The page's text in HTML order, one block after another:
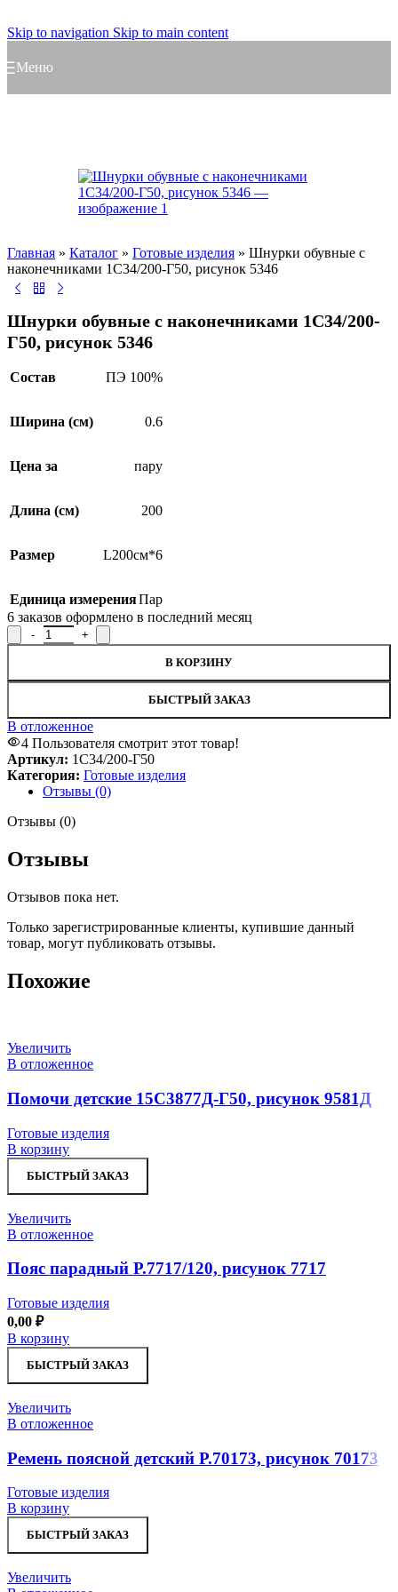
Skip to navigation Skip to main content
Меню
Главная » Каталог » Готовые изделия » Шнурки обувные с
наконечниками 1С34/200-Г50, рисунок 5346
Шнурки обувные с наконечниками 1С34/200-
Г50, рисунок 5346
Состав ПЭ 100%
Ширина (см) 0.6
Цена за пару
Длина (см) 200
Размер L200см*6
Единица измеренияПар
6 заказов оформлено в последний месяц
В КОРЗИНУ
БЫСТРЫЙ ЗАКАЗ
В отложенное
4 Пользователя смотрит этот товар!
Артикул: 1С34/200-Г50
Категория: Готовые изделия
Отзывы (0)
Отзывы (0)
Отзывы
Отзывов пока нет.
Только зарегистрированные клиенты, купившие данный
товар, могут публиковать отзывы.
Похожие
Увеличить
В отложенное
Помочи детские 15С3877Д-Г50, рисунок 9581Д
Готовые изделия
В корзину
БЫСТРЫЙ ЗАКАЗ
Увеличить
В отложенное
Пояс парадный Р.7717/120, рисунок 7717
Готовые изделия
0,00 ₽
В корзину
БЫСТРЫЙ ЗАКАЗ
Увеличить
В отложенное
Ремень поясной детский Р.70173, рисунок 70173
Готовые изделия
В корзину
БЫСТРЫЙ ЗАКАЗ
Увеличить